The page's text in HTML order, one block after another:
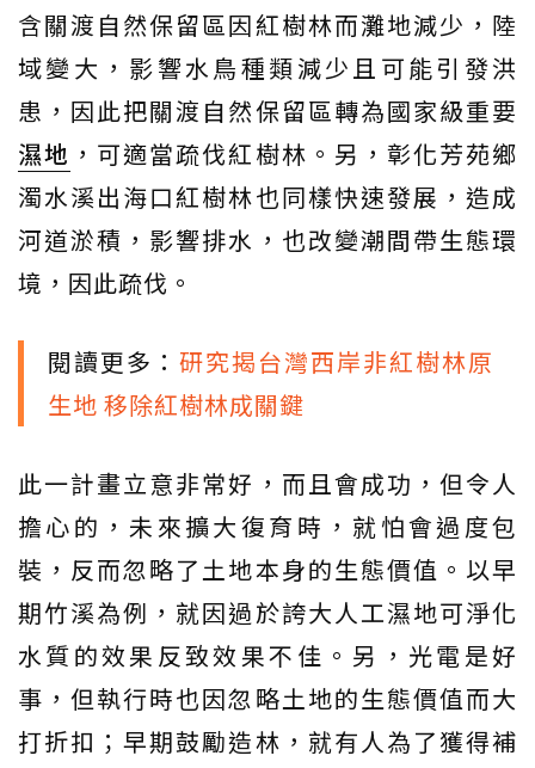
含關渡自然保留區因紅樹林而灘地減少，陸
域變大，影響水鳥種類減少且可能引發洪
患，因此把關渡自然保留區轉為國家級重要
濕地 ，可適當疏伐紅樹林。另，彰化芳苑鄉
濁水溪出海口紅樹林也同樣快速發展，造成
河道淤積，影響排水，也改變潮間帶生態環
境，因此疏伐。
閱讀更多： 研究揭台灣西岸非紅樹林原
生地 移除紅樹林成關鍵
此一計畫立意非常好，而且會成功，但令人
擔心的，未來擴大復育時，就怕會過度包
裝，反而忽略了土地本身的生態價值。以早
期竹溪為例，就因過於誇大人工濕地可淨化
水質的效果反致效果不佳。另，光電是好
事，但執行時也因忽略土地的生態價值而大
打折扣；早期鼓勵造林，就有人為了獲得補